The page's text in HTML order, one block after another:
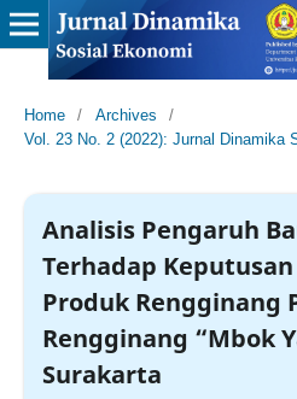
Home / Archives
/
Vol. 23 No. 2 (2022): Jurnal Dinamika
Analisis Pengaruh
Terhadap
Produk Rengginang
Rengginang “Mbok
Surakarta